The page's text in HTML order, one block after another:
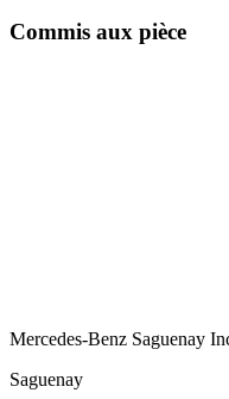
Commis aux pièce
Mercedes-Benz Saguenay
Saguenay